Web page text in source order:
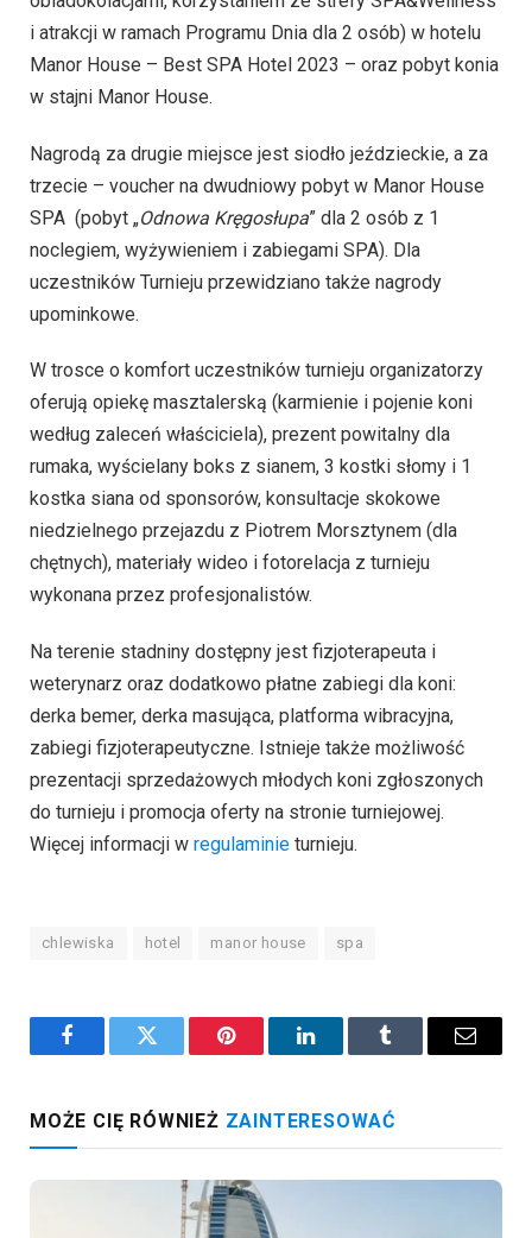
i atrakcji w ramach Programu Dnia dla 2 osób) w hotelu
Manor House – Best SPA Hotel 2023 – oraz pobyt konia
w stajni Manor House.
Nagrodą za drugie miejsce jest siodło jeździeckie, a za
trzecie – voucher na dwudniowy pobyt w Manor House
SPA (pobyt „Odnowa Kręgosłupa” dla 2 osób z 1
noclegiem, wyżywieniem i zabiegami SPA). Dla
uczestników Turnieju przewidziano także nagrody
upominkowe.
W trosce o komfort uczestników turnieju organizatorzy
oferują opiekę masztalerską (karmienie i pojenie koni
według zaleceń właściciela), prezent powitalny dla
rumaka, wyścielany boks z sianem, 3 kostki słomy i 1
kostka siana od sponsorów, konsultacje skokowe
niedzielnego przejazdu z Piotrem Morsztynem (dla
chętnych), materiały wideo i fotorelacja z turnieju
wykonana przez profesjonalistów.
Na terenie stadniny dostępny jest fizjoterapeuta i
weterynarz oraz dodatkowo płatne zabiegi dla koni:
derka bemer, derka masująca, platforma wibracyjna,
zabiegi fizjoterapeutyczne. Istnieje także możliwość
prezentacji sprzedażowych młodych koni zgłoszonych
do turnieju i promocja oferty na stronie turniejowej.
Więcej informacji w regulaminie turnieju.
chlewiska hotel manor house spa
FacebookTwitter Pinterest LinkedInTumblr Email
MOŻE CIĘ RÓWNIEŻ ZAINTERESOWAĆ